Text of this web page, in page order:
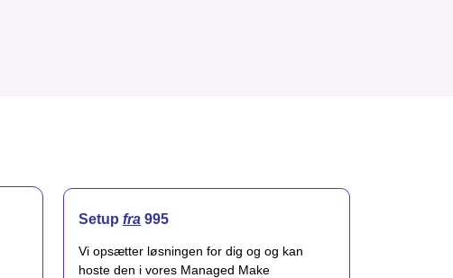
Setup fra 995
Vi opsætter løsningen for dig og og kan
hoste den i vores Managed Make